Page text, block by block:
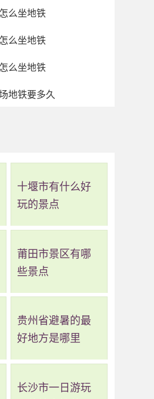
么坐地铁
么坐地铁
么坐地铁
地铁要多久
十堰市有什么好
玩的景点
莆田市景区有哪
些景点
贵州省避暑的最
好地方是哪里
长沙市一日游玩